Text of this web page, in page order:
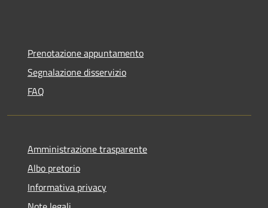
Prenotazione appuntamento
Segnalazione disservizio
FAQ
Amministrazione trasparente
Albo pretorio
Informativa privacy